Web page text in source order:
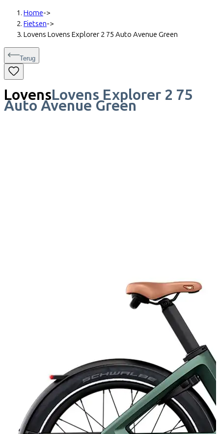
Home->
Fietsen->
Lovens Lovens Explorer 2 75 Auto Avenue Green
Terug
LovensLovens Explorer 2 75
Auto Avenue Green